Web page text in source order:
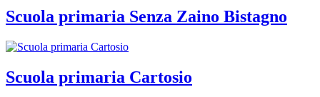
Scuola primaria Senza Zaino Bistagno
Scuola primaria Cartosio